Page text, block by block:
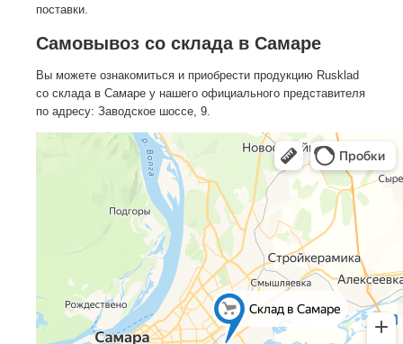
поставки.
Самовывоз со склада в Самаре
Вы можете ознакомиться и приобрести продукцию Rusklad
со склада в Самаре у нашего официального представителя
по адресу: Заводское шоссе, 9.